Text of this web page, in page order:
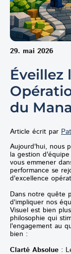
29. mai 2026
Éveillez
du
Article écrit par
Aujourd'hui, nous
la gestion
vous emmener
performance se
d'excellence
Dans notre quête
d'impliquer nos
Visuel est bien
philosophie qui
l'engagement au
bien :
Clarté Absolue :